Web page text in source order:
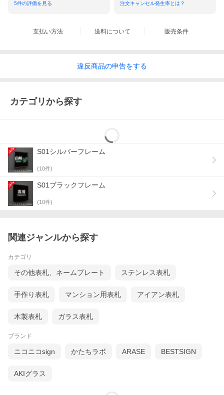
5件の評価を見る 注文キャンセル発生率とは？
支払い方法 送料について 販売条件
違反商品の申告をする
カテゴリから探す
S01シルバーフレーム
(10件)
S01ブラックフレーム
(10件)
関連ジャンルから探す
カテゴリ
その他表札、ネームプレート ステンレス表札
手作り表札 マンション用表札 アイアン表札
木製表札 ガラス表札
ブランド
ニコニコsign かたちラボ ARASE BESTSIGN
AKIグラス